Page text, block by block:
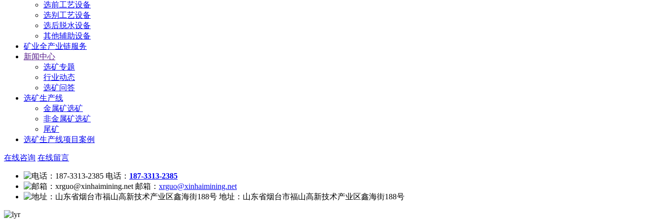
选前工艺设备
选别工艺设备
选后脱水设备
其他辅助设备
矿业全产业链服务
新闻中心
选矿专题
行业动态
选矿问答
选矿生产线
金属矿选矿
非金属矿选矿
尾矿
选矿生产线项目案例
在线咨询 在线留言
电话： 187-3313-2385
邮箱： xrguo@xinhaimining.net
地址： 山东省烟台市福山高新技术产业区鑫海街188号